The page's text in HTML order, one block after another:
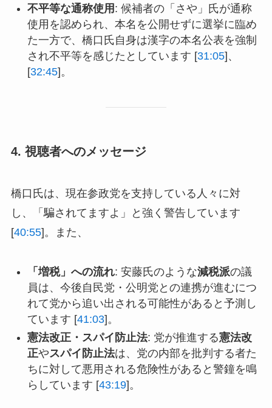
不平等な通称使用 : 候補者の「さや」氏が通称
使用を認められ、本名を公開せずに選挙に臨め
た一方で、橋口氏自身は漢字の本名公表を強制
され不平等を感じたとしています [31:05]、
[32:45]。
4. 視聴者へのメッセージ
橋口氏は、現在参政党を支持している人々に対
し、「騙されてますよ」と強く警告しています
[40:55]。また、
「増税」への流れ: 安藤氏のような減税派の議
員は、今後自民党・公明党との連携が進むにつ
れて党から追い出される可能性があると予測し
ています [41:03]。
憲法改正・スパイ防止法: 党が推進する憲法改
正やスパイ防止法は、党の内部を批判する者た
ちに対して悪用される危険性があると警鐘を鳴
らしています [43:19]。